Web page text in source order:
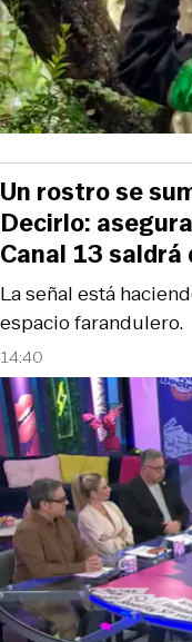
14:40
La señal está
espacio farandulero.
Un rostro se
Decirlo:
Canal 13